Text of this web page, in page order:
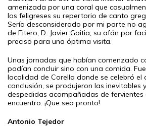
amenizada por una coral que
los feligreses su repertorio de canto
Sería desconsiderado por mi parte no
de Fitero, D. Javier Goitia, su afán por
preciso para una óptima visita.
Unas jornadas que habían comenzado
podían concluir sino con una comida.
localidad de Corella donde se celebró el
conclusión, se produjeron las inevitables
despedidas acompañadas de fervientes
encuentro. ¡Que sea pronto!
Antonio Tejedor